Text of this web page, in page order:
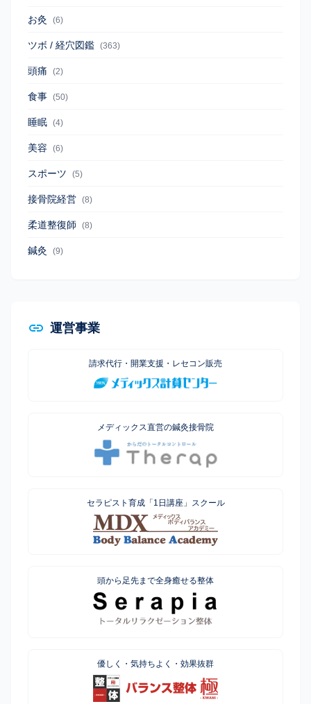
お灸 (6)
ツボ / 経穴図鑑 (363)
頭痛 (2)
食事 (50)
睡眠 (4)
美容 (6)
スポーツ (5)
接骨院経営 (8)
柔道整復師 (8)
鍼灸 (9)
運営事業
請求代行・開業支援・レセコン販売
メディックス直営の鍼灸接骨院
セラピスト育成「1日講座」スクール
頭から足先まで全身癒せる整体
優しく・気持ちよく・効果抜群